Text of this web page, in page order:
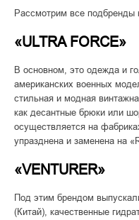
Рассмотрим все подбренды
«ULTRA FORCE»
В основном, это одежда и
американских военных
стильная и модная
как десантные брюки или
осуществляется на
упразднена и заменена на
«VENTURER»
Под этим брендом
(Китай), качественные